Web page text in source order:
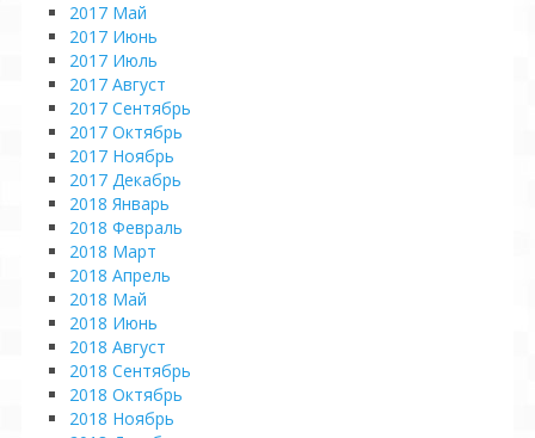
2017 Май
2017 Июнь
2017 Июль
2017 Август
2017 Сентябрь
2017 Октябрь
2017 Ноябрь
2017 Декабрь
2018 Январь
2018 Февраль
2018 Март
2018 Апрель
2018 Май
2018 Июнь
2018 Август
2018 Сентябрь
2018 Октябрь
2018 Ноябрь